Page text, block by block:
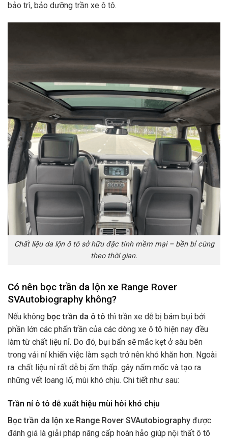
bảo trì, bảo dưỡng trần xe ô tô.
Chất liệu da lộn ô tô sở hữu đặc tính mềm mại – bền bỉ cùng
theo thời gian.
Có nên bọc trần da lộn xe Range Rover
SVAutobiography không?
Nếu không bọc trần da ô tô thì trần xe dễ bị bám bụi bởi
phần lớn các phấn trần của các dòng xe ô tô hiện nay đều
làm từ chất liệu nỉ. Do đó, bụi bẩn sẽ mắc kẹt ở sâu bên
trong vải nỉ khiến việc làm sạch trở nên khó khăn hơn. Ngoài
ra. chất liệu nỉ rất dễ bị ấm thấp. gây nấm mốc và tạo ra
những vết loang lố, mùi khó chịu. Chi tiết như sau:
Trần nỉ ô tô dễ xuất hiệu mùi hôi khó chịu
Bọc trần da lộn xe Range Rover SVAutobiography được
đánh giá là giải pháp nâng cấp hoàn hảo giúp nội thất ô tô